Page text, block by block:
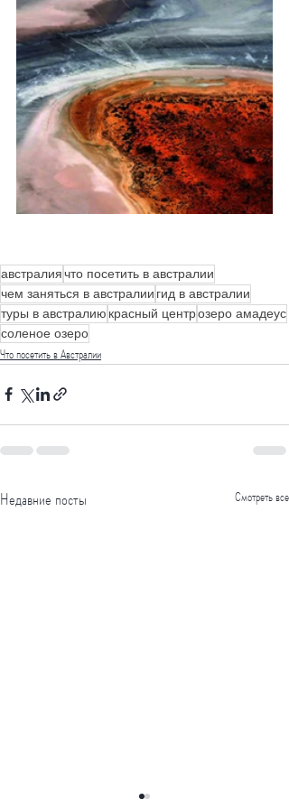
австралиячто посетить в австралии
чем заняться в австралии гид в австралии
туры в австралию красный центрозеро амадеус
соленое озеро
Что посетить в Австралии
Недавние посты Смотреть все